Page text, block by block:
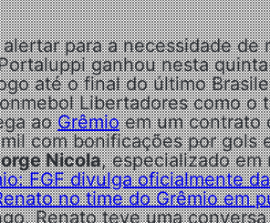
para a necessidade
ganhou nesta
até o final do último
Libertadores como
aoGrêmioem um contrato
com bonificações por gols
Nicola, especializado em
FGF divulga oficialmente
no time do Grêmio em
Renato teve uma